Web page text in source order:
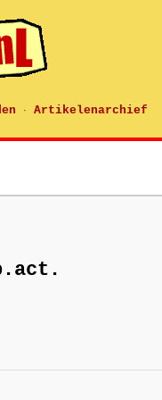
· Artikelenarchief